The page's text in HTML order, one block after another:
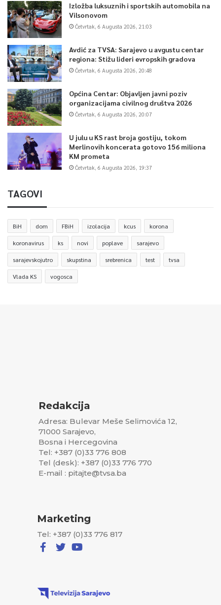
Izložba luksuznih i sportskih automobila na
Vilsonovom
Četvrtak, 6 Augusta 2026, 21:03
Avdić za TVSA: Sarajevo u avgustu centar
regiona: Stižu lideri evropskih gradova
Četvrtak, 6 Augusta 2026, 20:48
Općina Centar: Objavljen javni poziv
organizacijama civilnog društva 2026
Četvrtak, 6 Augusta 2026, 20:07
U julu u KS rast broja gostiju, tokom
Merlinovih koncerata gotovo 156 miliona
KM prometa
Četvrtak, 6 Augusta 2026, 19:37
TAGOVI
BiH dom FBiH izolacija kcus korona
koronavirus ks novi poplave sarajevo
sarajevskojutro skupstina srebrenica test tvsa
Vlada KS vogosca
Redakcija
Adresa: Bulevar Meše Selimovića 12,
71000 Sarajevo,
Bosna i Hercegovina
Tel: +387 (0)33 776 808
Tel (desk): +387 (0)33 776 770
E-mail : pitajte@tvsa.ba
Marketing
Tel: +387 (0)33 776 817